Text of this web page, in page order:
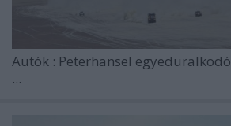
Autók : Peterhansel egyeduralkodó
...